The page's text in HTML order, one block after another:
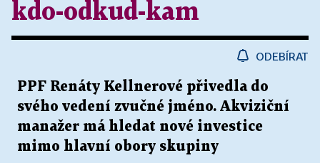
kdo-odkud-kam
ODEBÍRAT
PPF Renáty Kellnerové přivedla do
svého vedení zvučné jméno. Akviziční
manažer má hledat nové investice
mimo hlavní obory skupiny